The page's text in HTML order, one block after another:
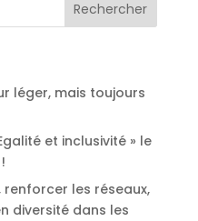
léger, mais toujours
et inclusivité » le
renforcer les réseaux,
diversité dans les